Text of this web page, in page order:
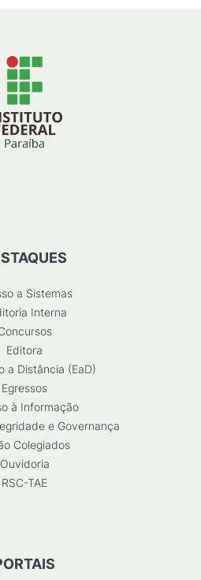
a Sistemas
Interna
Editora
a Distância (EaD)
Egressos
à Informação
e Governança
Colegiados
Ouvidoria
RSC-TAE